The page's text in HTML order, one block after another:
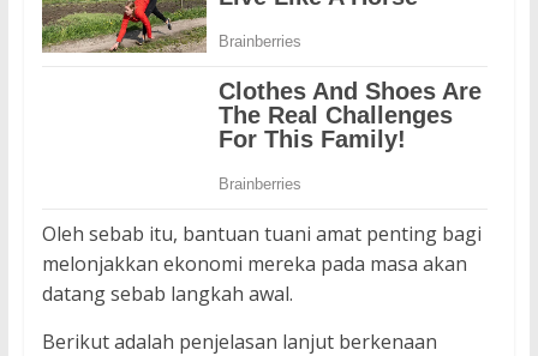
Oleh sebab itu, bantuan tuani amat penting bagi
melonjakkan ekonomi mereka pada masa akan
datang sebab langkah awal.
Berikut adalah penjelasan lanjut berkenaan